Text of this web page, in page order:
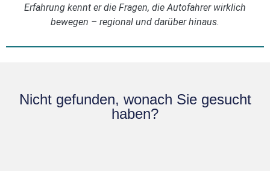
Erfahrung kennt er die Fragen, die Autofahrer wirklich
bewegen – regional und darüber hinaus.
Nicht gefunden, wonach Sie gesucht
haben?